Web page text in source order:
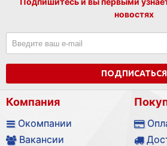
новостях
ПОДПИСАТЬСЯ
Компания
Окомпании
Вакансии